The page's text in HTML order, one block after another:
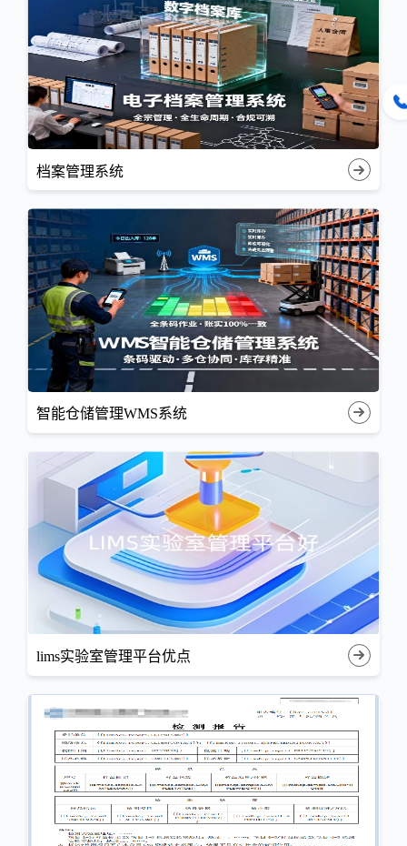
档案管理系统
智能仓储管理WMS系统
lims实验室管理平台优点